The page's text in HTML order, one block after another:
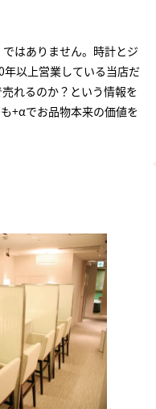
はありません。時計とジ
以上営業している当店だ
れるのか？という情報を
+αでお品物本来の価値を